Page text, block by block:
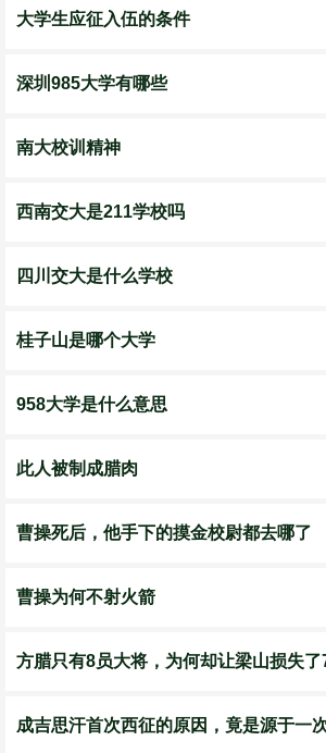
大学生应征入伍的条件
深圳985大学有哪些
南大校训精神
西南交大是211学校吗
四川交大是什么学校
桂子山是哪个大学
958大学是什么意思
此人被制成腊肉
曹操死后，他手下的摸金校尉都去哪了
曹操为何不射火箭
方腊只有8员大将，为何却让梁山损失了
成吉思汗首次西征的原因，竟是源于一